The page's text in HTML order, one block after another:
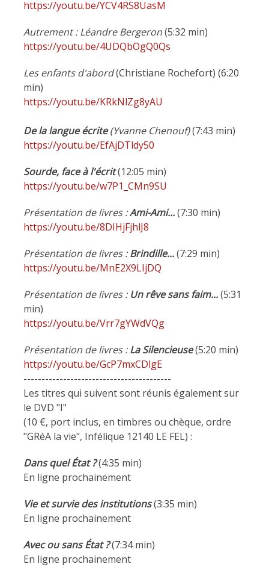
https://youtu.be/YCV4RS8UasM
Autrement : Léandre Bergeron(5:32 min)
https://youtu.be/4UDQbOgQ0Qs
Les enfants d'abord(Christiane Rochefort) (6:20
min)
https://youtu.be/KRkNlZg8yAU
De la langue écrite(Yvanne Chenouf)(7:43 min)
https://youtu.be/EfAjDTldy50
Sourde, face à l'écrit(12:05 min)
https://youtu.be/w7P1_CMn9SU
Présentation de livres :Ami-Ami...(7:30 min)
https://youtu.be/8DIHjFjhlJ8
Présentation de livres :Brindille...(7:29 min)
https://youtu.be/MnE2X9LIjDQ
Présentation de livres : Un rêve sans faim...(5:31
min)
https://youtu.be/Vrr7gYWdVQg
Présentation de livres :La Silencieuse(5:20 min)
https://youtu.be/GcP7mxCDlgE
-----------------------------------------
Les titres qui suivent sont réunis également sur
le DVD "I"
(10 €, port inclus, en timbres ou chèque, ordre
"GRéA la vie", Infélique 12140 LE FEL) :
Dans quel État ?(4:35 min)
En ligne prochainement
Vie et survie des institutions(3:35 min)
En ligne prochainement
Avec ou sans État ?(7:34 min)
En ligne prochainement